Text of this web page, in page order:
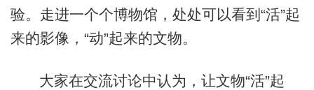
验。走进一个个博物馆，处处可以看到“活”起
来的影像，“动”起来的文物。
大家在交流讨论中认为，让文物“活”起